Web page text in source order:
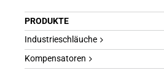
PRODUKTE
Industrieschläuche
Kompensatoren